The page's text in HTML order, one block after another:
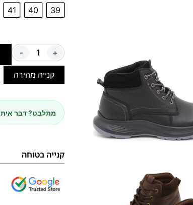
39
40
41
- +
קנייה מהירה
מתלבט? דבר
קנייה בטוחה